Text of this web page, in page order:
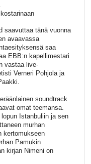
saavuttaa tänä vuonna
avaavassa
saa
EBB:n kapellimestari
vastaa live-
Verneri Pohjola ja
soundtrack
omat teemansa.
Istanbuliin ja sen
murhan
kertomukseen
Pamukin
kirjan Nimeni on